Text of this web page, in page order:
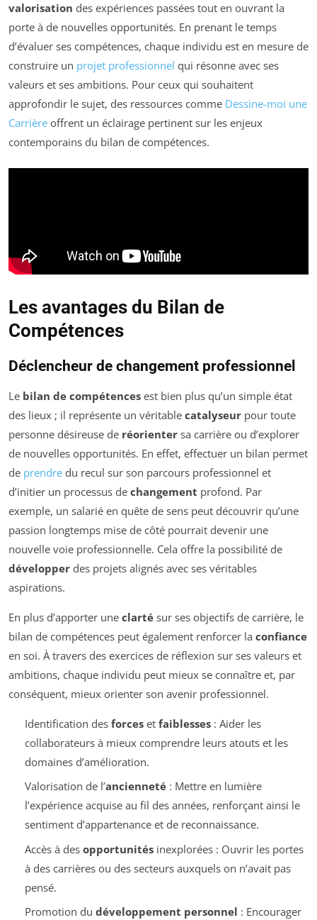
valorisation des expériences passées tout en ouvrant la
porte à de nouvelles opportunités. En prenant le temps
d’évaluer ses compétences, chaque individu est en mesure de
construire un projet professionnel qui résonne avec ses
valeurs et ses ambitions. Pour ceux qui souhaitent
approfondir le sujet, des ressources comme Dessine-moi une
Carrière offrent un éclairage pertinent sur les enjeux
contemporains du bilan de compétences.
Les avantages du Bilan de
Compétences
Déclencheur de changement professionnel
Le bilan de compétences est bien plus qu’un simple état
des lieux ; il représente un véritable catalyseur pour toute
personne désireuse de réorienter sa carrière ou d’explorer
de nouvelles opportunités. En effet, effectuer un bilan permet
de prendre du recul sur son parcours professionnel et
d’initier un processus de changement profond. Par
exemple, un salarié en quête de sens peut découvrir qu’une
passion longtemps mise de côté pourrait devenir une
nouvelle voie professionnelle. Cela offre la possibilité de
développer des projets alignés avec ses véritables
aspirations.
En plus d’apporter une clarté sur ses objectifs de carrière, le
bilan de compétences peut également renforcer la confiance
en soi. À travers des exercices de réflexion sur ses valeurs et
ambitions, chaque individu peut mieux se connaître et, par
conséquent, mieux orienter son avenir professionnel.
Identification des forceset faiblesses: Aider les
collaborateurs à mieux comprendre leurs atouts et les
domaines d’amélioration.
Valorisation de l’ancienneté: Mettre en lumière
l’expérience acquise au fil des années, renforçant ainsi le
sentiment d’appartenance et de reconnaissance.
Accès à des opportunitésinexplorées : Ouvrir les portes
à des carrières ou des secteurs auxquels on n’avait pas
pensé.
Promotion du développement personnel : Encourager